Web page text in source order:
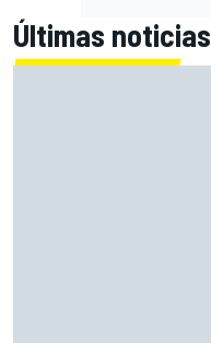
Últimas noticias